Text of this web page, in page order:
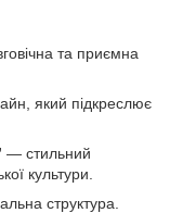
та приємна
який підкреслює
— стильний
культури.
структура.